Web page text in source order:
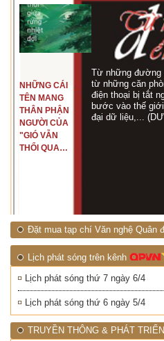
NHỮNG CÁI
TÊN MANG
THÂN PHẬN
NGƯỜI CỦA
"GIÓ VẪN
THỔI QUA
Từ những đường
từ những căn
điện thoại bị tắt
bước vào thế
đại dữ liệu,...
Đặt mua tạp chí Văn nghệ Quân
Lịch phát sóng trên kênh
Lịch phát sóng thứ 7 ngày 6/4
Lịch phát sóng thứ 6 ngày 5/4
TRUYỀN THÔNG & PHÁT TRIỂN